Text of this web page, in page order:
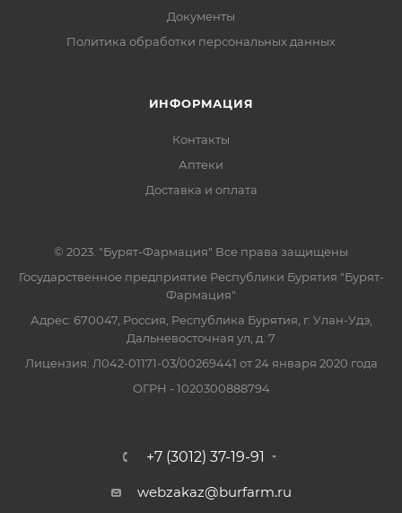
Документы
Политика обработки персональных данных
ИНФОРМАЦИЯ
Контакты
Аптеки
Доставка и оплата
© 2023. "Бурят-Фармация" Все права защищены
Государственное предприятие Республики Бурятия "Бурят-
Фармация"
Адрес: 670047, Россия, Республика Бурятия, г. Улан-Удэ,
Дальневосточная ул, д. 7
Лицензия: Л042-01171-03/00269441 от 24 января 2020 года
ОГРН - 1020300888794
+7 (3012) 37-19-91
webzakaz@burfarm.ru